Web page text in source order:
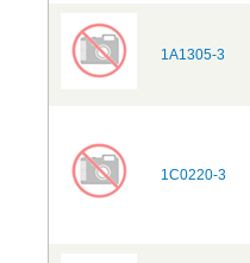
1A1305-3
1C0220-3